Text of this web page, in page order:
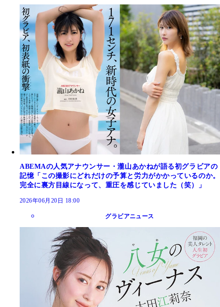
ABEMAの人気アナウンサー・瀧山あかねが語る初グラビアの
記憶「この撮影にどれだけの予算と労力がかかっているのか。
完全に裏方目線になって、重圧を感じていました（笑）」
2026年06月20日 18:00
グラビアニュース